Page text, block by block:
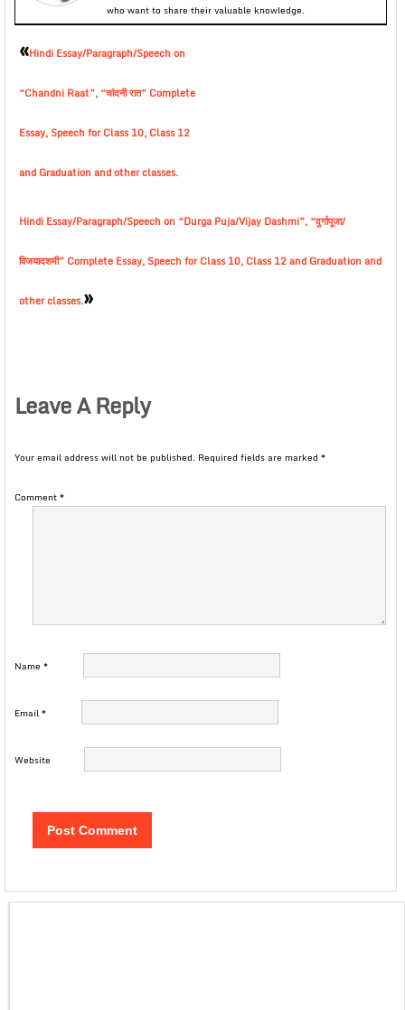
who want to share their valuable knowledge.
«Hindi Essay/Paragraph/Speech on
“Chandni Raat”, “चांदनी रात” Complete
Essay, Speech for Class 10, Class 12
and Graduation and other classes.
Hindi Essay/Paragraph/Speech on “Durga Puja/Vijay Dashmi”, “दुर्गापूजा/
विजयादशमी” Complete Essay, Speech for Class 10, Class 12 and Graduation and
other classes.»
Leave A Reply
Your email address will not be published. Required fields are marked *
Comment*
Name *
Email*
Website